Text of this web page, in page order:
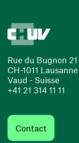
Rue du Bugnon 21
CH-1011 Lausanne
Vaud - Suisse
+41 21 314 11 11
Contact